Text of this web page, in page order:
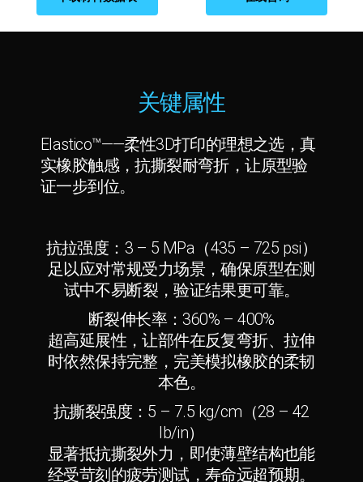
关键属性
Elastico™——柔性3D打印的理想之选，真
实橡胶触感，抗撕裂耐弯折，让原型验
证一步到位。
抗拉强度：3 – 5 MPa（435 – 725 psi）
足以应对常规受力场景，确保原型在测
试中不易断裂，验证结果更可靠。
断裂伸长率：360% – 400%
超高延展性，让部件在反复弯折、拉伸
时依然保持完整，完美模拟橡胶的柔韧
本色。
抗撕裂强度：5 – 7.5 kg/cm（28 – 42
lb/in）
显著抵抗撕裂外力，即使薄壁结构也能
经受苛刻的疲劳测试，寿命远超预期。